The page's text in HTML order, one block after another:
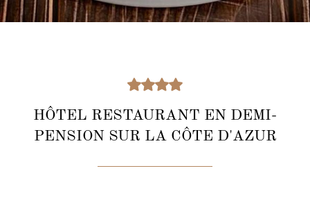
HÔTEL RESTAURANT EN DEMI-
PENSION SUR LA CÔTE D'AZUR